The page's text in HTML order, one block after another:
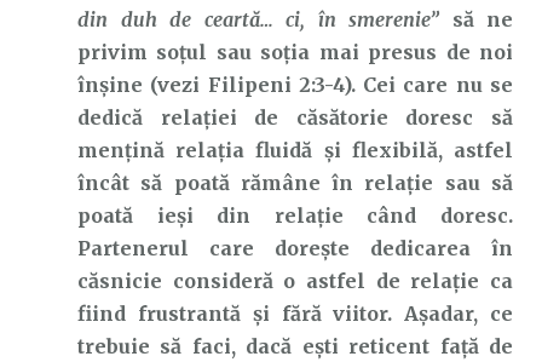
din duh de ceartă… ci, în smerenie” să ne
privim soțul sau soția mai presus de noi
înșine (vezi Filipeni 2:3-4). Cei care nu se
dedică relației de căsătorie doresc să
mențină relația fluidă și flexibilă, astfel
încât să poată rămâne în relație sau să
poată ieși din relație când doresc.
Partenerul care dorește dedicarea în
căsnicie consideră o astfel de relație ca
fiind frustrantă și fără viitor. Așadar, ce
trebuie să faci, dacă ești reticent față de